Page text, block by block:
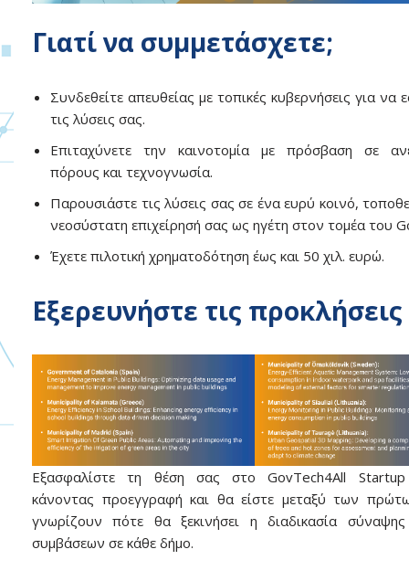
Γιατί να συμμετάσχετε;
Συνδεθείτε απευθείας με τοπικές κυβερνήσεις για να
τις λύσεις σας.
Επιταχύνετε την καινοτομία με πρόσβαση σε
πόρους και τεχνογνωσία.
Παρουσιάστε τις λύσεις σας σε ένα ευρύ κοινό,
νεοσύστατη επιχείρησή σας ως ηγέτη στον τομέα του
Έχετε πιλοτική χρηματοδότηση έως και 50 χιλ. ευρώ.
Εξερευνήστε τις προκλήσεις
Εξασφαλίστε τη θέση σας στο GovTech4All Startup
κάνοντας προεγγραφή και θα είστε μεταξύ των
γνωρίζουν πότε θα ξεκινήσει η διαδικασία
συμβάσεων σε κάθε δήμο.